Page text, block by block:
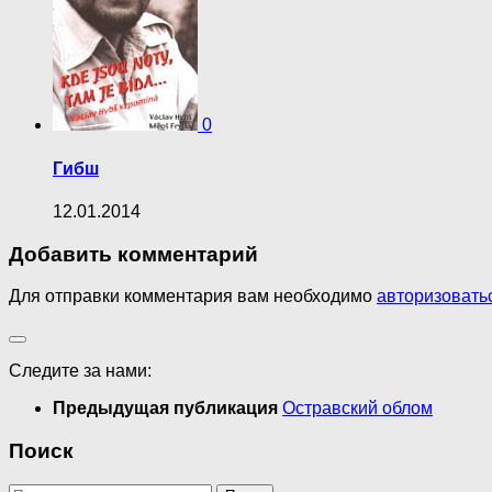
0
Гибш
12.01.2014
Добавить комментарий
Для отправки комментария вам необходимо
Следите за нами:
Предыдущая публикация Остравский облом
Поиск